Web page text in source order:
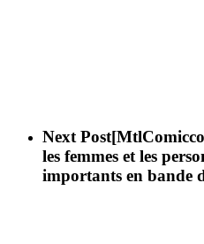
Next Post
les femmes et les
importants en bande